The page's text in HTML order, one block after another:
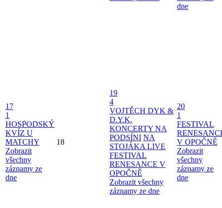
dne
17
1
HOSPODSKÝ
KVÍZ U
MATCHY
Zobrazit
všechny
záznamy ze
dne
18
19
4
VOJTĚCH DYK &
D.Y.K.
KONCERTY NA
PODSÍNI NA
STOJÁKA LIVE
FESTIVAL
RENESANCE V
OPOČNĚ
Zobrazit všechny
záznamy ze dne
20
1
FESTIVAL
V OPOČNĚ
Zobrazit
všechny
záznamy ze
dne